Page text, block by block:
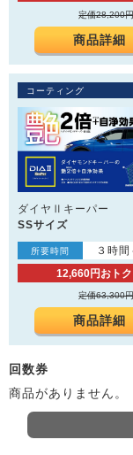
定価28,200
商品詳細
コーティング
ダイヤⅡキーパー
SSサイズ
所要時間
３時
12,660円おトク
定価63,300
商品詳細
回数券
商品がありません。